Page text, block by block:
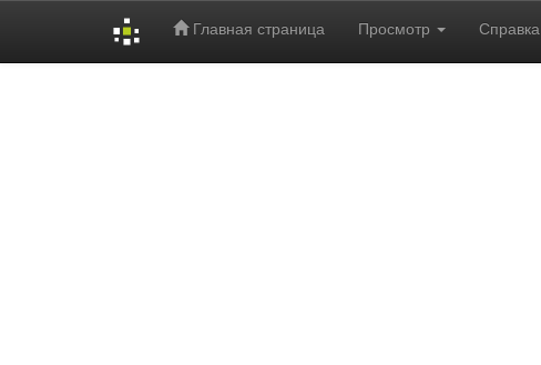
Главная страница Просмотр Справка